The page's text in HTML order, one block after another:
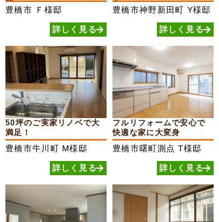
間へ!...
豊橋市 Ｆ様邸
詳しく見る
宅
豊橋市神野新田町 Y様邸
詳しく見る
50坪のご実家リノベで大
満足！
豊橋市牛川町 M様邸
詳しく見る
フルリフォームで安心で
快適な家に大変身
豊橋市曙町測点 T様邸
詳しく見る